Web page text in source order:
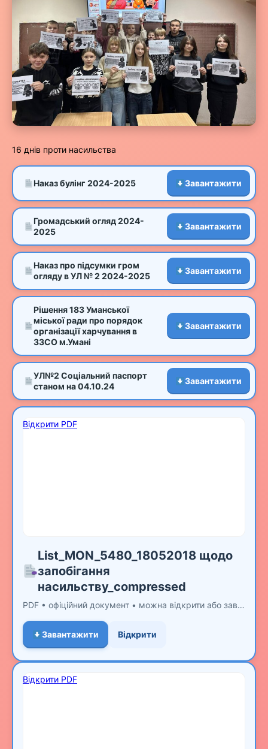
16 днів проти насильства
Наказ булінг 2024-2025 Завантажити
Громадський огляд 2024-
2025
Завантажити
Наказ про підсумки гром
огляду в УЛ № 2 2024-2025
Завантажити
Рішення 183 Уманської
міської ради про порядок
організації харчування в
ЗЗСО м.Умані
Завантажити
УЛ№2 Соціальний паспорт
станом на 04.10.24
Завантажити
Відкрити PDF
List_MON_5480_18052018 щодо
запобігання
насильству_compressed
PDF • офіційний документ • можна відкрити або завантажити
Завантажити Відкрити
Відкрити PDF